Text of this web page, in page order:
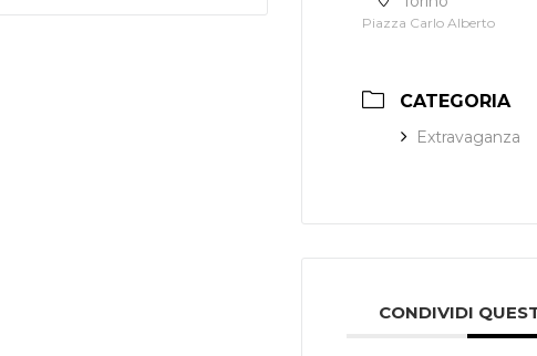
Piazza Carlo Alberto
CATEGORIA
Extravaganza
CONDIVIDI